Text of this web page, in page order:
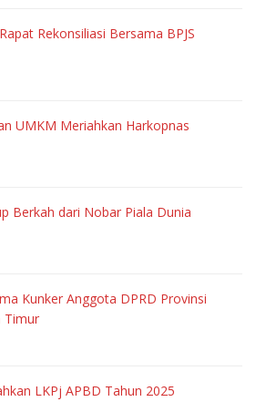
Rekonsiliasi Bersama BPJS
UMKM Meriahkan Harkopnas
Berkah dari Nobar Piala Dunia
Kunker Anggota DPRD Provinsi
Timur
LKPj APBD Tahun 2025